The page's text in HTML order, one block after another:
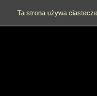
Ta strona używa